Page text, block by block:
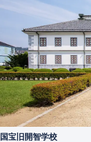
国宝旧開智学校